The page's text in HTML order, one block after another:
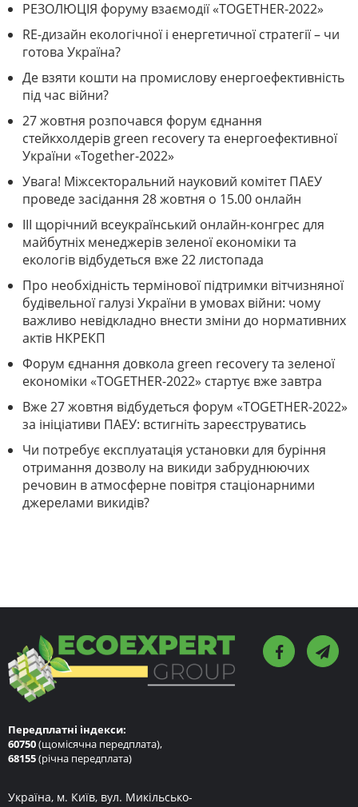
РЕЗОЛЮЦІЯ форуму взаємодії «TOGETHER-2022»
RE-дизайн екологічної і енергетичної стратегії – чи
готова Україна?
Де взяти кошти на промислову енергоефективність
під час війни?
27 жовтня розпочався форум єднання
стейкхолдерів green recovery та енергоефективної
України «Together-2022»
Увага! Міжсекторальний науковий комітет ПАЕУ
проведе засідання 28 жовтня о 15.00 онлайн
III щорічний всеукраїнський онлайн-конгрес для
майбутніх менеджерів зеленої економіки та
екологів відбудеться вже 22 листопада
Про необхідність термінової підтримки вітчизняної
будівельної галузі України в умовах війни: чому
важливо невідкладно внести зміни до нормативних
актів НКРЕКП
Форум єднання довкола green recovery та зеленої
економіки «TOGETHER-2022» стартує вже завтра
Вже 27 жовтня відбудеться форум «TOGETHER-2022»
за ініціативи ПАЕУ: встигніть зареєструватись
Чи потребує експлуатація установки для буріння
отримання дозволу на викиди забруднюючих
речовин в атмосферне повітря стаціонарними
джерелами викидів?
Передплатні індекси:
60750(щомісячна передплата),
68155(річна передплата)
Україна, м. Київ, вул. Микільсько-